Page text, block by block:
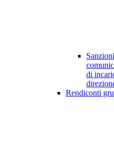
di
Rendiconti